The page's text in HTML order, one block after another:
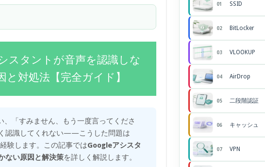
スタントが音声を認識しな
対処法【完全ガイド】
、「すみません、もう一度言ってくださ
認識してくれない——こうした問題は
験します。この記事ではGoogleアシスタ
ない原因と解決策を詳しく解説します。
01 SSID
02 BitLocker
03 VLOOKUP
04 AirDrop
05 二段階認証
06 キャッシュ
07 VPN